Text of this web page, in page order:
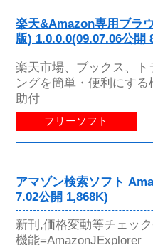
楽天&Amazon専用ブラ
版) 1.0.0.0(09.07.06公開
楽天市場、ブックス、
ングを簡単・便利にす
助付
フリーソフト
アマゾン検索ソフト
7.02公開 1,868K)
新刊,価格変動等チェッ
機能=AmazonJExplorer